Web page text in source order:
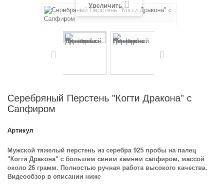
Увеличить
Серебряный Перстень "Когти Дракона" с
Сапфиром
Артикул
Мужской тяжелый перстень из серебра 925 пробы на палец
"Когти Дракона" с большим синим камнем сапфиром, массой
около 26 грамм. Полностью ручная работа высокого качества.
Видеообзор в описании ниже